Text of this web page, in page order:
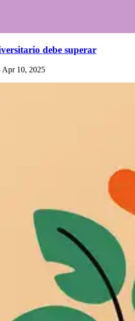
debe superar
Apr 10, 2025